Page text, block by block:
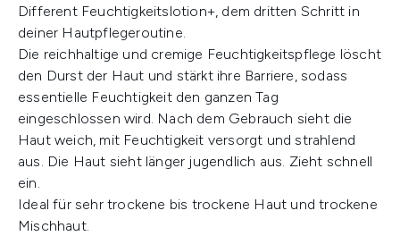
Different Feuchtigkeitslotion+, dem dritten Schritt in
deiner Hautpflegeroutine.
Die reichhaltige und cremige Feuchtigkeitspflege löscht
den Durst der Haut und stärkt ihre Barriere, sodass
essentielle Feuchtigkeit den ganzen Tag
eingeschlossen wird. Nach dem Gebrauch sieht die
Haut weich, mit Feuchtigkeit versorgt und strahlend
aus. Die Haut sieht länger jugendlich aus. Zieht schnell
ein.
Ideal für sehr trockene bis trockene Haut und trockene
Mischhaut.